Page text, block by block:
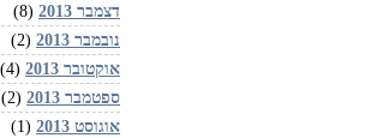
דצמבר 2013
(8)
נובמבר 2013
(2)
אוקטובר 2013
(4)
ספטמבר 2013
(2)
אוגוסט 2013
(1)